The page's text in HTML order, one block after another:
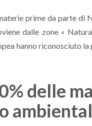
prime da parte di
dalle zone «
hanno riconosciuto
delle